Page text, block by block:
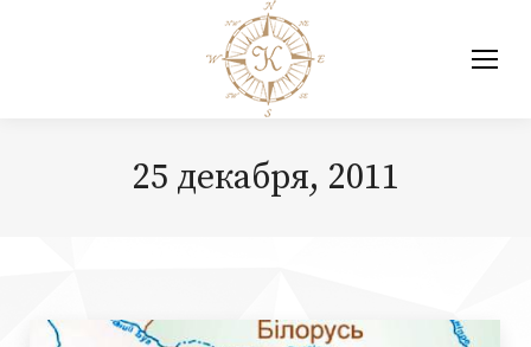
25 декабря, 2011